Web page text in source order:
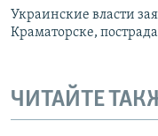
Украинские власти
Краматорске,
ЧИТАЙТЕ